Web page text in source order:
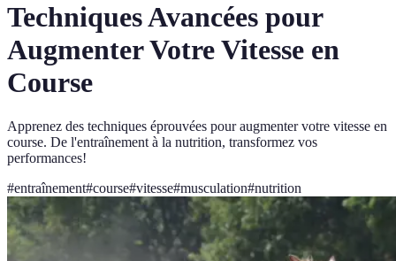
Techniques Avancées pour
Augmenter Votre Vitesse en
Course
Apprenez des techniques éprouvées pour augmenter votre vitesse en
course. De l'entraînement à la nutrition, transformez vos
performances!
#entraînement#course#vitesse#musculation#nutrition